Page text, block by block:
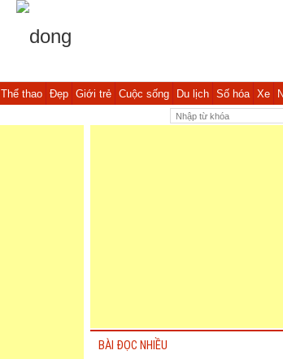
Thể thao Đẹp Giới trẻ Cuộc sống Du lịch Số hóa Xe
BÀI ĐỌC NHIỀU